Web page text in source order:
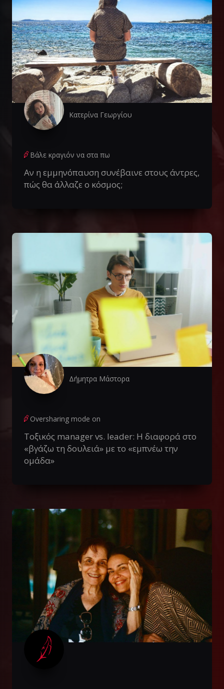
Κατερίνα Γεωργίου
Βάλε κραγιόν να στα πω
Αν η εμμηνόπαυση συνέβαινε στους άντρες,
πώς θα άλλαζε ο κόσμος;
Δήμητρα Μάστορα
Oversharing mode on
Τοξικός manager vs. leader: Η διαφορά στο
«βγάζω τη δουλειά» με το «εμπνέω την
ομάδα»